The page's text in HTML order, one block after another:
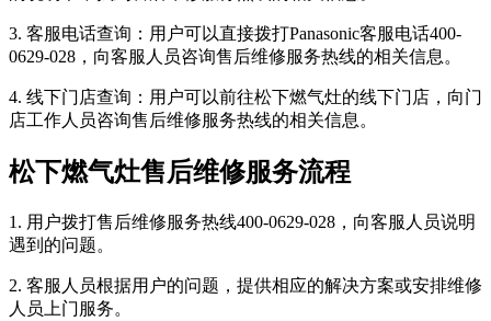
3. 客服电话查询：用户可以直接拨打Panasonic客服电话400-
0629-028，向客服人员咨询售后维修服务热线的相关信息。
4. 线下门店查询：用户可以前往松下燃气灶的线下门店，向门
店工作人员咨询售后维修服务热线的相关信息。
松下燃气灶售后维修服务流程
1. 用户拨打售后维修服务热线400-0629-028，向客服人员说明
遇到的问题。
2. 客服人员根据用户的问题，提供相应的解决方案或安排维修
人员上门服务。